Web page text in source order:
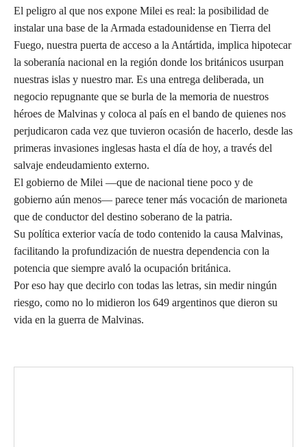
El peligro al que nos expone Milei es real: la posibilidad de
instalar una base de la Armada estadounidense en Tierra del
Fuego, nuestra puerta de acceso a la Antártida, implica hipotecar
la soberanía nacional en la región donde los británicos usurpan
nuestras islas y nuestro mar. Es una entrega deliberada, un
negocio repugnante que se burla de la memoria de nuestros
héroes de Malvinas y coloca al país en el bando de quienes nos
perjudicaron cada vez que tuvieron ocasión de hacerlo, desde las
primeras invasiones inglesas hasta el día de hoy, a través del
salvaje endeudamiento externo.
El gobierno de Milei —que de nacional tiene poco y de
gobierno aún menos— parece tener más vocación de marioneta
que de conductor del destino soberano de la patria.
Su política exterior vacía de todo contenido la causa Malvinas,
facilitando la profundización de nuestra dependencia con la
potencia que siempre avaló la ocupación británica.
Por eso hay que decirlo con todas las letras, sin medir ningún
riesgo, como no lo midieron los 649 argentinos que dieron su
vida en la guerra de Malvinas.